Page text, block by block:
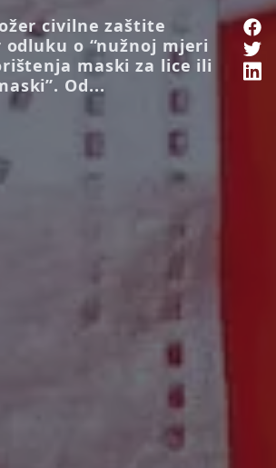
civilne zaštite
o “nužnoj mjeri
maski za lice ili
Od...